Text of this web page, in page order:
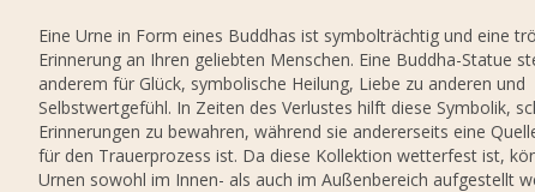
Eine Urne in Form eines Buddhas ist symbolträchtig und eine
Erinnerung an Ihren geliebten Menschen. Eine Buddha-Statue
anderem für Glück, symbolische Heilung, Liebe zu anderen und
Selbstwertgefühl. In Zeiten des Verlustes hilft diese Symbolik,
Erinnerungen zu bewahren, während sie andererseits eine
für den Trauerprozess ist. Da diese Kollektion wetterfest ist,
Urnen sowohl im Innen- als auch im Außenbereich aufgestellt